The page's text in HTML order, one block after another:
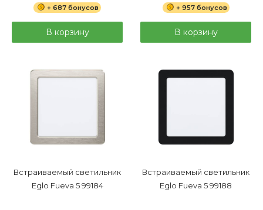
+ 687 бонусов
В корзину
+ 957 бонусов
В корзину
Встраиваемый светильник
Eglo Fueva 5 99184
Встраиваемый светильник
Eglo Fueva 5 99188